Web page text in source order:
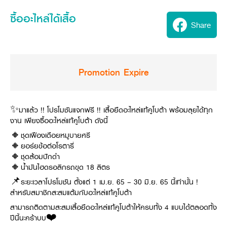
Other products
Construction
Seeding Center
Vision & Mission
International Subsidiaries Offices
International Service Centers
Partners
Career
New Update
Social Activities
Royal Projects
Community and Social Development
Education and Youth
Environment, Safety and Occupational Health
KUBOTA and Farmerco-operation
Large Scale Farm
Learning Centre
Customer Service
KUBOTA Store
KUBOTA (Agri) Solutions
KUBOTA FARM
KUBOTA FAMILY
language
ไทย English
ซื้ออะไหล่ได้เสื้อ Share
Promotion Expire
✨มาแล้ว !! โปรโมชันแจกฟรี !! เสื้อยืดอะไหล่แท้คูโบต้า พร้อมลุยได้ทุก
งาน เพียงซื้ออะไหล่แท้คูโบต้า ดังนี้
🔸ชุดเฟืองเดือยหมูบายศรี
🔸ยอร์ยข้อต่อโรตารี่
🔸ชุดส้อมปักดำ
🔸น้ำมันไฮดรอลิกรถขุด 18 ลิตร
📌ระยะเวลาโปรโมชัน ตั้งแต่ 1 เม.ย. 65 – 30 มิ.ย. 65 นี้เท่านั้น !
สำหรับสมาชิกสะสมแต้มกับอะไหล่แท้คูโบต้า
สามารถติดตามสะสมเสื้อยืดอะไหล่แท้คูโบต้าให้ครบทั้ง 4 แบบได้ตลอดทั้ง
ปีนี้นะคร้าบบ❤️